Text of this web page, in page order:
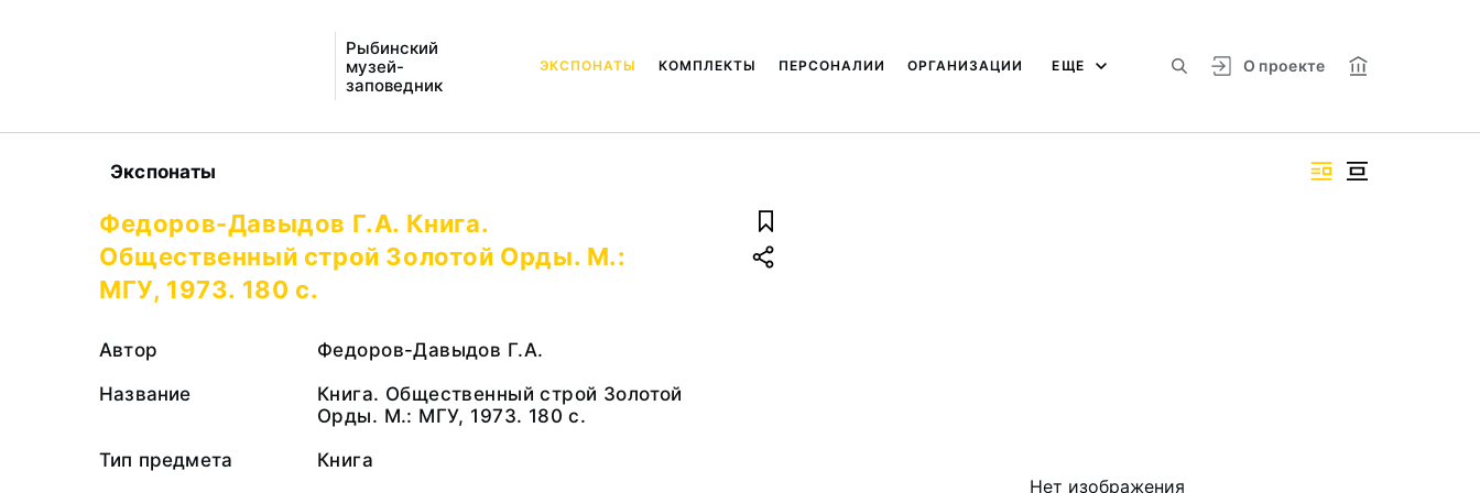
Рыбинский
музей-
заповедник
О проекте
ЭКСПОНАТЫ КОМПЛЕКТЫ ПЕРСОНАЛИИ ОРГАНИЗАЦИИ ЕЩЕ
Экспонаты
Нет изображения
Федоров-Давыдов Г.А. Книга.
Общественный строй Золотой Орды. М.:
МГУ, 1973. 180 с.
Автор
Федоров-Давыдов Г.А.
Название
Книга. Общественный строй Золотой
Орды. М.: МГУ, 1973. 180 с.
Тип предмета
Книга